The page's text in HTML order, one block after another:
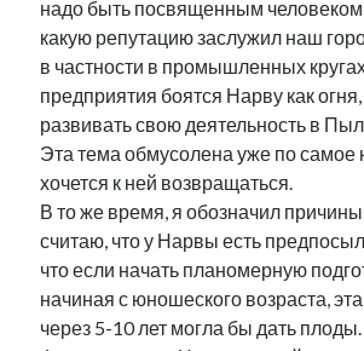
надо быть посвященным
какую репутацию заслужил наш
в частности в промышленных
предприятия боятся Нарву как
развивать свою деятельность в
Эта тема обмусолена уже по самое
хочется к ней возвращаться.
В то же время, я обозначил
считаю, что у Нарвы есть
что если начать планомерную
начиная с юношеского возраста, эта
через 5-10 лет могла бы дать плоды.